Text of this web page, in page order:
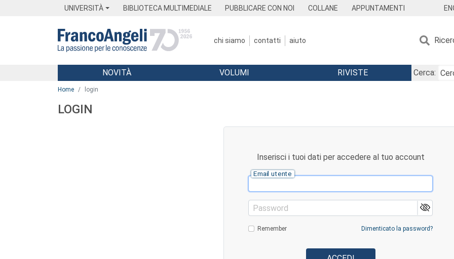
UNIVERSITÀ BIBLIOTECA MULTIMEDIALE PUBBLICARE CON NOI COLLANE APPUNTAMENTI
chi siamo contatti aiuto
Menu
NOVITÀ VOLUMI RIVISTE
Cerca:
Home login
LOGIN
Inserisci i tuoi dati per accedere al tuo account
Email utente
Password
Remember Dimenticato la password?